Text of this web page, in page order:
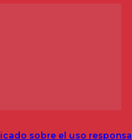
sobre el uso